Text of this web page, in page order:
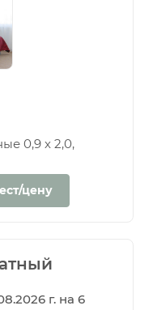
0,9 х 2,0,
цену
г. на 6